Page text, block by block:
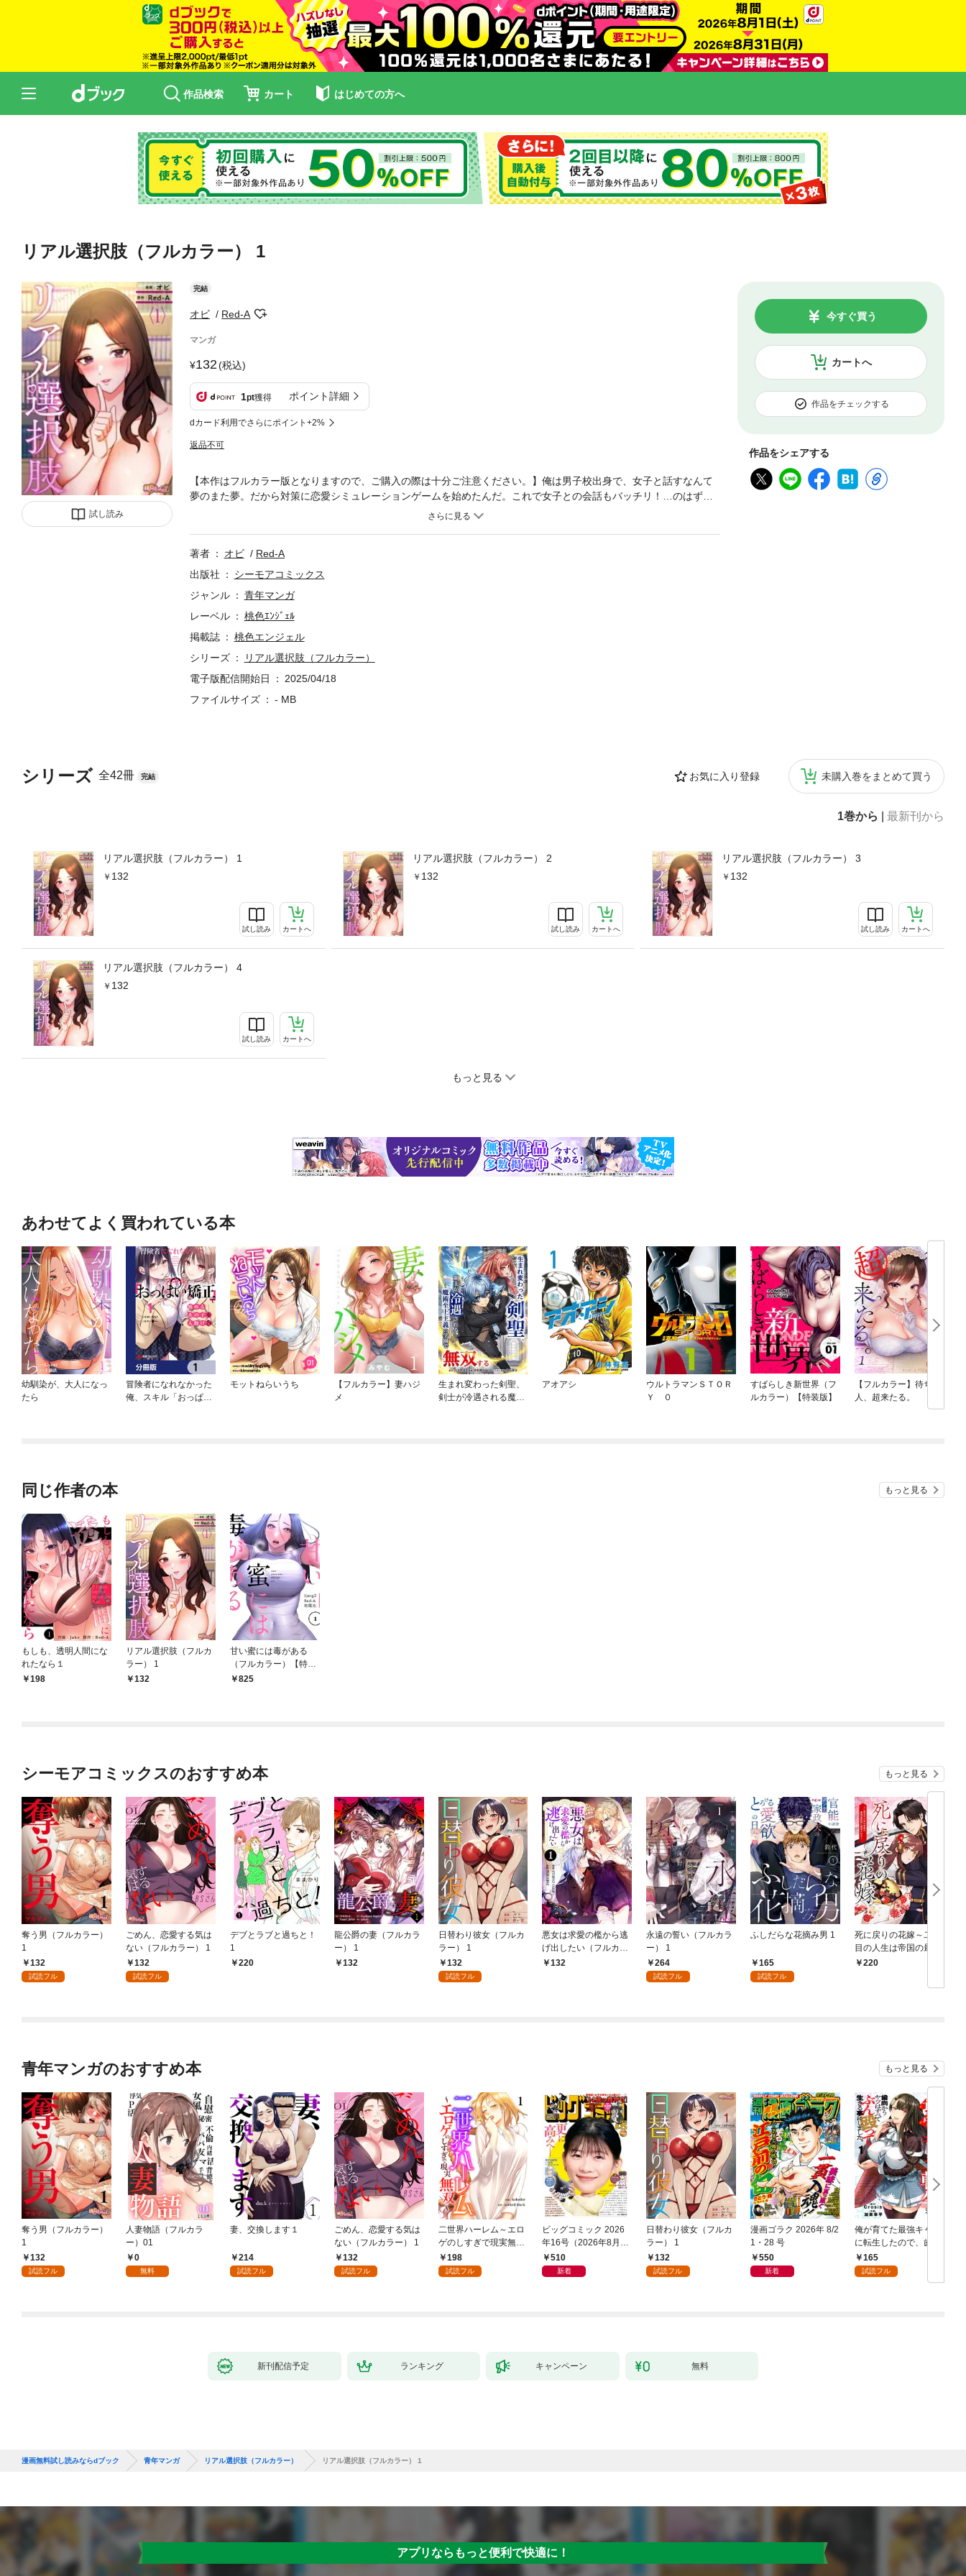
作品検索 カート はじめての方へ
リアル選択肢（フルカラー） 1
試し読み
完結
オビ Red-A
マンガ
132(税込)
1pt獲得 ポイント詳細
dカード利用でさらにポイント+2%
返品不可
カートへ
今すぐ買う
作品をチェックする
作品をシェアする
シリーズ 全42冊 完結 お気に入り登録 未購入巻をまとめて買う
1巻から 最新刊から
リアル選択肢（フルカラー） 1
132
試し読み カートへ
リアル選択肢（フルカラー） 2
132
試し読み カートへ
リアル選択肢（フルカラー） 3
132
試し読み カートへ
リアル選択肢（フルカラー） 4
132
試し読み カートへ
もっと見る
【本作はフルカラー版となりますので、ご購入の際は十分ご注意ください。】俺は男子校出身で、女子と話すなんて
夢のまた夢。だから対策に恋愛シミュレーションゲームを始めたんだ。これで女子との会話もバッチリ！…のはず
が、現実じゃ全く使えない！だってゲームみたいに選択肢なんて出てこないじゃん！現実でもあんな選択肢があった
選択肢ひとつでこんなに変わるなんて予想外！この不思議な選択肢で俺の青春大逆転ストーリーが始まる――！？
【桃色エンジェル】
著者 オビ
Red-A
出版社
シーモアコミックス
ジャンル
青年マンガ
レーベル
桃色ｴﾝｼﾞｪﾙ
掲載誌
桃色エンジェル
シリーズ
リアル選択肢（フルカラー）
電子版配信開始日
2025/04/18
ファイルサイズ
- MB
あわせてよく買われている本
幼馴染が、大人になっ
たら
冒険者になれなかった
俺、スキル「おっぱい
モットねらいうち
【フルカラー】妻ハジ
メ
生まれ変わった剣聖、
剣士が冷遇される魔術
アオアシ
ウルトラマンＳＴＯＲ
Ｙ ０
すばらしき新世界（フ
ルカラー）【特装版】
【フルカラー】待ち
人、超来たる。
同じ作者の本 もっと見る
もしも、透明人間にな
れたなら１
198
リアル選択肢（フルカ
ラー） 1
132
甘い蜜には毒がある
（フルカラー）【特装
版】 1
825
シーモアコミックスのおすすめ本 もっと見る
奪う男（フルカラー）
1
132
試読フル
ごめん、恋愛する気は
ない（フルカラー） 1
132
試読フル
デブとラブと過ちと！
1
220
龍公爵の妻（フルカラ
ー） 1
132
日替わり彼女（フルカ
ラー） 1
132
試読フル
悪女は求愛の檻から逃
げ出したい（フルカラ
ー） 1
132
永遠の誓い（フルカラ
ー） 1
264
試読フル
ふしだらな花摘み男 1
165
試読フル
死に戻りの花嫁～二度
目の人生は帝国の最強
退魔師に溺愛される～
220
青年マンガのおすすめ本 もっと見る
奪う男（フルカラー）
1
132
試読フル
人妻物語（フルカラ
ー）01
0
無料
妻、交換します１
214
試読フル
ごめん、恋愛する気は
ない（フルカラー） 1
132
試読フル
二世界ハーレム～エロ
ゲのしすぎで現実無双
～１198
試読フル
ビッグコミック 2026
年16号（2026年8月7
日発売）
510
新着
日替わり彼女（フルカ
ラー） 1
132
試読フル
漫画ゴラク 2026年 8/2
1・28 号
550
新着
俺が育てた最強キャラ
に転生したので、歯向
かうヤツはすべてぶん
殴って生きる事にしま
165
試読フル
新刊配信予定 ランキング キャンペーン 無料
漫画無料試し読みならdブック 青年マンガ リアル選択肢（フルカラー） リアル選択肢（フルカラー） 1
アプリならもっと便利で快適に！